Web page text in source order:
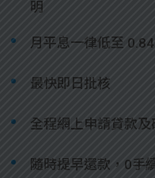
明
月平息一律低至
最快即日批核
全程網上申請貸款及
隨時提早還款，0手